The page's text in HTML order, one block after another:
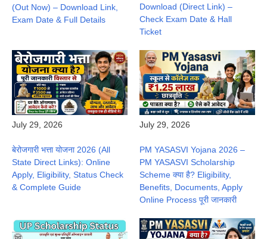
(Out Now) – Download Link,
Exam Date & Full Details
Download (Direct Link) –
Check Exam Date & Hall
Ticket
July 29, 2026
बेरोजगारी भत्ता योजना 2026 (All
State Direct Links): Online
Apply, Eligibility, Status Check
& Complete Guide
July 29, 2026
PM YASASVI Yojana 2026 –
PM YASASVI Scholarship
Scheme क्या है? Eligibility,
Benefits, Documents, Apply
Online Process पूरी जानकारी